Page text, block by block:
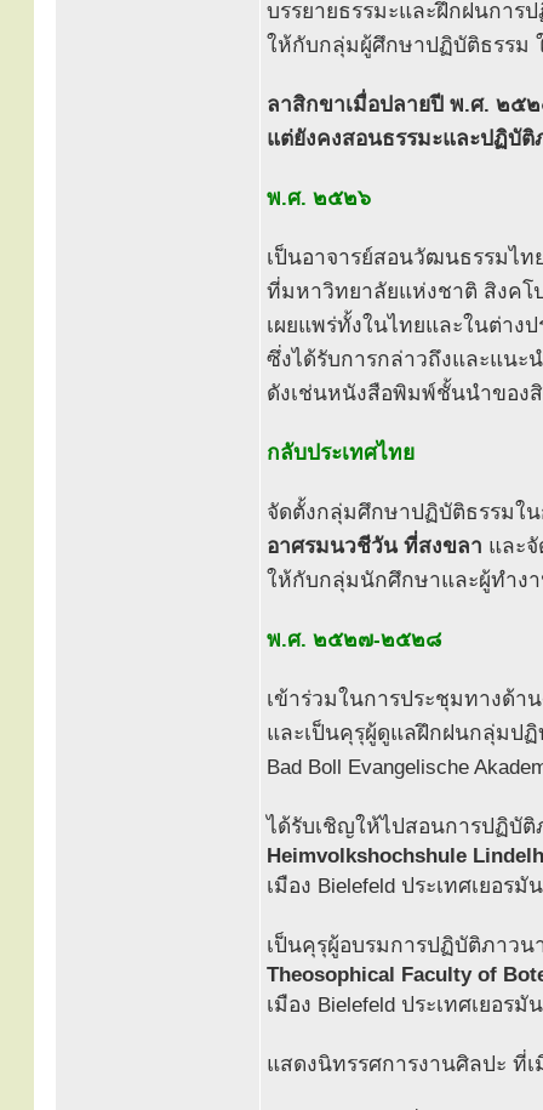
บรรยายธรรมะและฝึกฝนการ
ให้กับกลุ่มผู้ศึกษาปฏิบัติธรรม ใ
ลาสิกขาเมื่อปลายปี พ.ศ. ๒๕
แต่ยังคงสอนธรรมะและปฏิบั
พ.ศ. ๒๕๒๖
เป็นอาจารย์สอนวัฒนธรรมไ
ที่มหาวิทยาลัยแห่งชาติ สิงคโ
เผยแพร่ทั้งในไทยและในต่าง
ซึ่งได้รับการกล่าวถึงและแนะ
ดังเช่นหนังสือพิมพ์ชั้นนำของ
กลับประเทศไทย
จัดตั้งกลุ่มศึกษาปฏิบัติธรรมใ
อาศรมนวชีวัน ที่สงขลา และ
ให้กับกลุ่มนักศึกษาและผู้ทำง
พ.ศ. ๒๕๒๗-๒๕๒๘
เข้าร่วมในการประชุมทางด้
และเป็นคุรุผู้ดูแลฝึกฝนกลุ่มป
Bad Boll Evangelische
ได้รับเชิญให้ไปสอนการปฏิบั
Heimvolkshochshule
เมือง Bielefeld ประเทศเยอร
เป็นคุรุผู้อบรมการปฏิบัติภาวน
Theosophical Faculty of
เมือง Bielefeld ประเทศเยอร
แสดงนิทรรศการงานศิลปะ ที่